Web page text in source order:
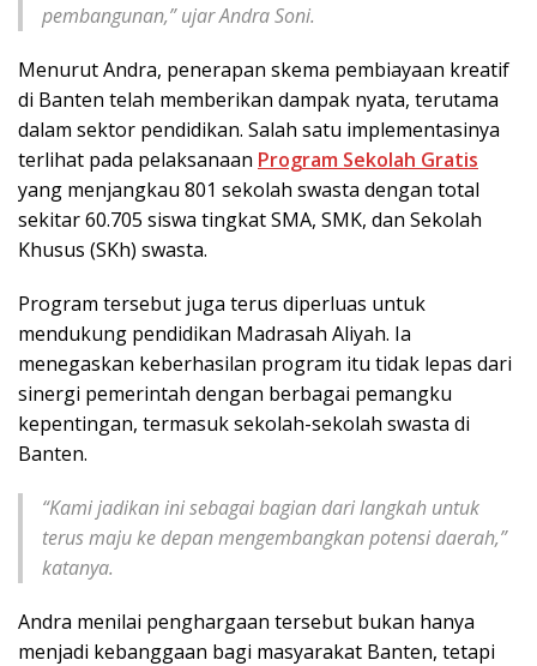
pembangunan,” ujar Andra Soni.
Menurut Andra, penerapan skema pembiayaan kreatif
di Banten telah memberikan dampak nyata, terutama
dalam sektor pendidikan. Salah satu implementasinya
terlihat pada pelaksanaan Program Sekolah Gratis
yang menjangkau 801 sekolah swasta dengan total
sekitar 60.705 siswa tingkat SMA, SMK, dan Sekolah
Khusus (SKh) swasta.
Program tersebut juga terus diperluas untuk
mendukung pendidikan Madrasah Aliyah. Ia
menegaskan keberhasilan program itu tidak lepas dari
sinergi pemerintah dengan berbagai pemangku
kepentingan, termasuk sekolah-sekolah swasta di
Banten.
“Kami jadikan ini sebagai bagian dari langkah untuk
terus maju ke depan mengembangkan potensi daerah,”
katanya.
Andra menilai penghargaan tersebut bukan hanya
menjadi kebanggaan bagi masyarakat Banten, tetapi